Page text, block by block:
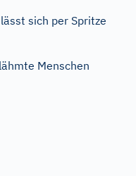
sich per Spritze
Menschen